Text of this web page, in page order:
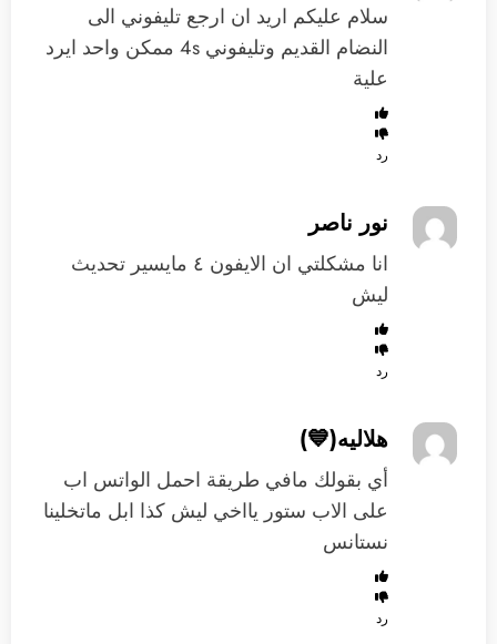
سلام عليكم اريد ان ارجع تليفوني الى
النضام القديم وتليفوني 4s ممكن واحد ايرد
علية
رد
نور ناصر
انا مشكلتي ان الايفون ٤ مايسير تحديث
ليش
رد
هلاليه(💙)
أي بقولك مافي طريقة احمل الواتس اب
على الاب ستور يااخي ليش كذا ابل ماتخلينا
نستانس
رد